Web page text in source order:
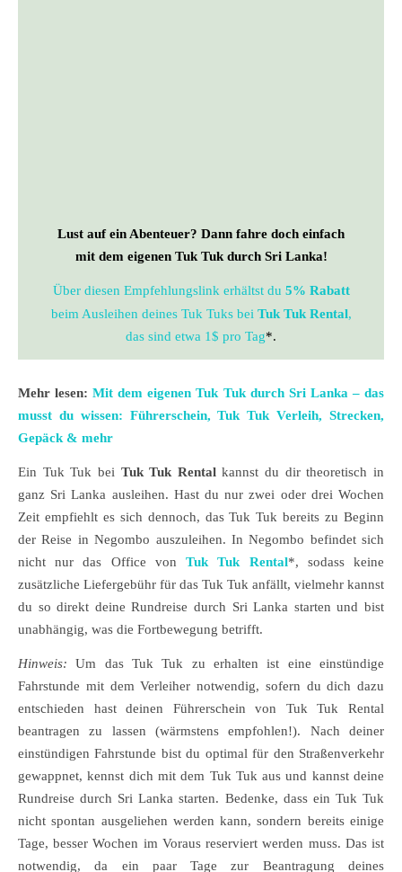
Lust auf ein Abenteuer? Dann fahre doch einfach
mit dem eigenen Tuk Tuk durch Sri Lanka!
Über diesen Empfehlungslink erhältst du 5% Rabatt
beim Ausleihen deines Tuk Tuks bei Tuk Tuk Rental,
das sind etwa 1$ pro Tag*.
Mehr lesen:Mit dem eigenen Tuk Tuk durch Sri Lanka – das
musst du wissen: Führerschein, Tuk Tuk Verleih, Strecken,
Gepäck & mehr
Ein Tuk Tuk bei Tuk Tuk Rentalkannst du dir theoretisch in
ganz Sri Lanka ausleihen. Hast du nur zwei oder drei Wochen
Zeit empfiehlt es sich dennoch, das Tuk Tuk bereits zu Beginn
der Reise in Negombo auszuleihen. In Negombo befindet sich
nicht nur das Office vonTuk Tuk Rental*, sodass keine
zusätzliche Liefergebühr für das Tuk Tuk anfällt, vielmehr kannst
du so direkt deine Rundreise durch Sri Lanka starten und bist
unabhängig, was die Fortbewegung betrifft.
Hinweis:Um das Tuk Tuk zu erhalten ist eine einstündige
Fahrstunde mit dem Verleiher notwendig, sofern du dich dazu
entschieden hast deinen Führerschein von Tuk Tuk Rental
beantragen zu lassen (wärmstens empfohlen!). Nach deiner
einstündigen Fahrstunde bist du optimal für den Straßenverkehr
gewappnet, kennst dich mit dem Tuk Tuk aus und kannst deine
Rundreise durch Sri Lanka starten. Bedenke, dass ein Tuk Tuk
nicht spontan ausgeliehen werden kann, sondern bereits einige
Tage, besser Wochen im Voraus reserviert werden muss. Das ist
notwendig, da ein paar Tage zur Beantragung deines